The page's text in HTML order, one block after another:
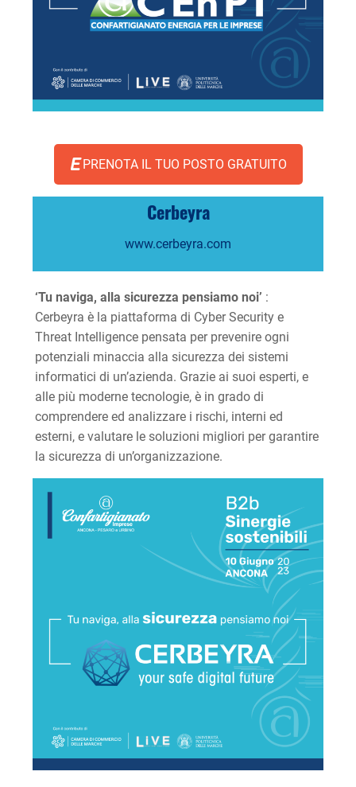
PRENOTA IL TUO POSTO GRATUITO
Cerbeyra
www.cerbeyra.com
‘Tu naviga, alla sicurezza pensiamo noi’ :
Cerbeyra è la piattaforma di Cyber Security e
Threat Intelligence pensata per prevenire ogni
potenziali minaccia alla sicurezza dei sistemi
informatici di un’azienda. Grazie ai suoi esperti, e
alle più moderne tecnologie, è in grado di
comprendere ed analizzare i rischi, interni ed
esterni, e valutare le soluzioni migliori per garantire
la sicurezza di un’organizzazione.